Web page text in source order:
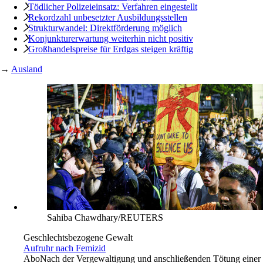
Tödlicher Polizeieinsatz: Verfahren eingestellt
Rekordzahl unbesetzter Ausbildungsstellen
Strukturwandel: Direktförderung möglich
Konjunkturerwartung weiterhin nicht positiv
Großhandelspreise für Erdgas steigen kräftig
→ Ausland
Sahiba Chawdhary/REUTERS
Geschlechtsbezogene Gewalt
Aufruhr nach Femizid
AboNach der Vergewaltigung und anschließenden Tötung einer